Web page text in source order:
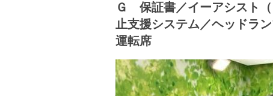
Ｇ 保証書／イーアシスト
止支援システム／ヘッドラ
運転席